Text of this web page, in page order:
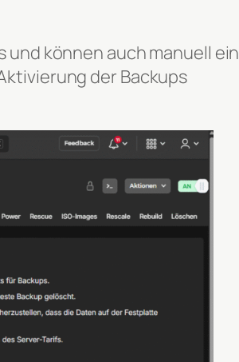
und können auch manuell ein
der Backups